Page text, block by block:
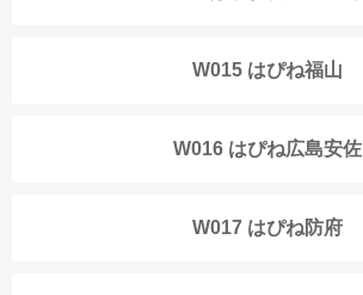
W015 はぴね福山
W016 はぴね広島安佐
W017 はぴね防府